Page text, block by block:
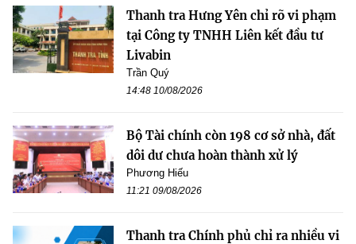
Thanh tra Hưng Yên chỉ rõ vi phạm
tại Công ty TNHH Liên kết đầu tư
Livabin
Trần Quý
14:48 10/08/2026
Bộ Tài chính còn 198 cơ sở nhà, đất
dôi dư chưa hoàn thành xử lý
Phương Hiếu
11:21 09/08/2026
Thanh tra Chính phủ chỉ ra nhiều vi